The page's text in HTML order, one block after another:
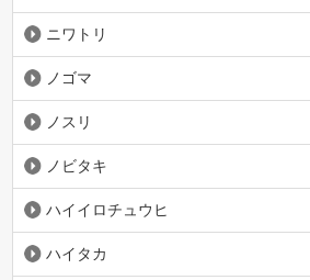
ニワトリ
ノゴマ
ノスリ
ノビタキ
ハイイロチュウヒ
ハイタカ